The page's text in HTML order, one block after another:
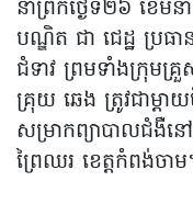
នាព្រឹកថ្ងៃទី២៦ ខែមីន
បណ្ឌិត ជា ជេដ្ឋ ប្រធ
ជំទាវ ព្រមទាំងក្រុមគ្
គ្រុយ ឆេង ត្រូវជាម្តា
សម្រាកព្យាបាលជំងឺន
ព្រៃឈរ ខេត្តកំពង់ចាម